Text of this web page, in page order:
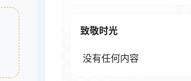
致敬时光
没有任何内容